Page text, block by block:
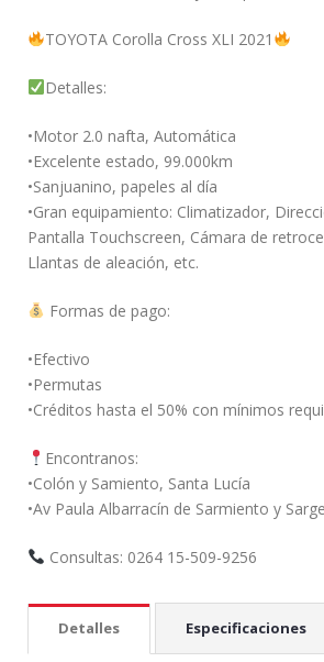
TOYOTA Corolla Cross XLI 2021
Detalles:
•Motor 2.0 nafta, Automática
•Excelente estado, 99.000km
•Sanjuanino, papeles al día
•Gran equipamiento: Climatizador,
Pantalla Touchscreen, Cámara de
Llantas de aleación, etc.
Formas de pago:
•Efectivo
•Permutas
•Créditos hasta el 50% con mínimos
Encontranos:
•Colón y Samiento, Santa Lucía
•Av Paula Albarracín de Sarmiento y
Consultas: 0264 15-509-9256
Detalles Especificaciones